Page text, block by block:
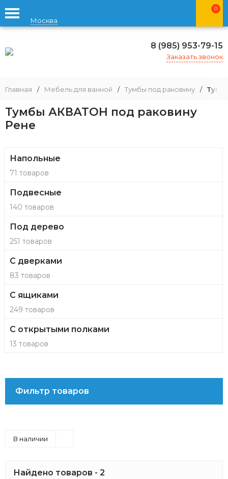
Москва
0
8 (985) 953-79-15
Заказать звонок
Главная / Мебель для ванной / Тумбы под раковину /
Тумбы АКВАТОН под раковину
Рене
Напольные
71 товаров
Подвесные
140 товаров
Под дерево
251 товаров
С дверками
83 товаров
С ящиками
249 товаров
С открытыми полками
13 товаров
Фильтр товаров
В наличии
Найдено товаров - 2